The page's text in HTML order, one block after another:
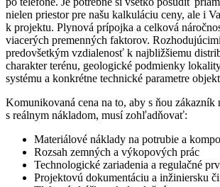
nielen priestor pre našu kalkuláciu ceny, ale i
k projektu. Plynová prípojka a celková
viacerých premenných faktorov.
predovšetkým vzdialenosť k najbližšiemu
charakter terénu, geologické podmienky
systému a konkrétne technické parametre
Komunikovaná cena na to, aby s ňou zákazník
s reálnym nákladom, musí zohľadňovať:
Materiálové náklady na potrubie a
Rozsah zemných a výkopových prác
Technologické zariadenia a regulačné
Projektovú dokumentáciu a inžiniersku